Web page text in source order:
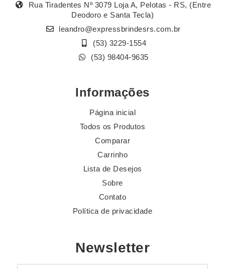
Rua Tiradentes Nº 3079 Loja A, Pelotas - RS, (Entre
Deodoro e Santa Tecla)
leandro@expressbrindesrs.com.br
(53) 3229-1554
(53) 98404-9635
Informações
Página inicial
Todos os Produtos
Comparar
Carrinho
Lista de Desejos
Sobre
Contato
Política de privacidade
Newsletter